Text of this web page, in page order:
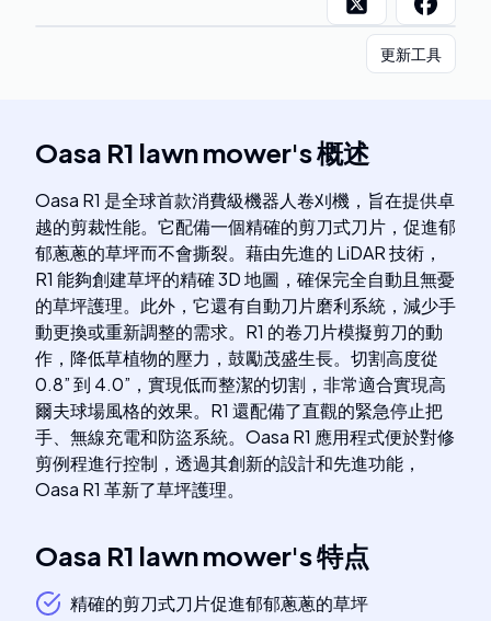
更新工具
Oasa R1 lawn mower's概述
Oasa R1 是全球首款消費級機器人卷刈機，旨在提供卓
越的剪裁性能。它配備一個精確的剪刀式刀片，促進郁
郁蔥蔥的草坪而不會撕裂。藉由先進的 LiDAR 技術，
R1 能夠創建草坪的精確 3D 地圖，確保完全自動且無憂
的草坪護理。此外，它還有自動刀片磨利系統，減少手
動更換或重新調整的需求。R1 的卷刀片模擬剪刀的動
作，降低草植物的壓力，鼓勵茂盛生長。切割高度從
0.8” 到 4.0”，實現低而整潔的切割，非常適合實現高
爾夫球場風格的效果。R1 還配備了直觀的緊急停止把
手、無線充電和防盜系統。Oasa R1 應用程式便於對修
剪例程進行控制，透過其創新的設計和先進功能，
Oasa R1 革新了草坪護理。
Oasa R1 lawn mower's特点
精確的剪刀式刀片促進郁郁蔥蔥的草坪